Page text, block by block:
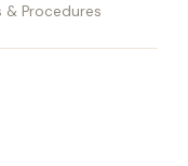
Procedures